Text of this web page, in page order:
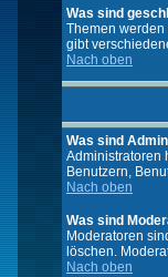
Was sind
Themen
gibt
Nach oben
Was sind
Administratoren
Benutzern,
Nach oben
Was sind
Moderatoren
löschen.
Nach oben